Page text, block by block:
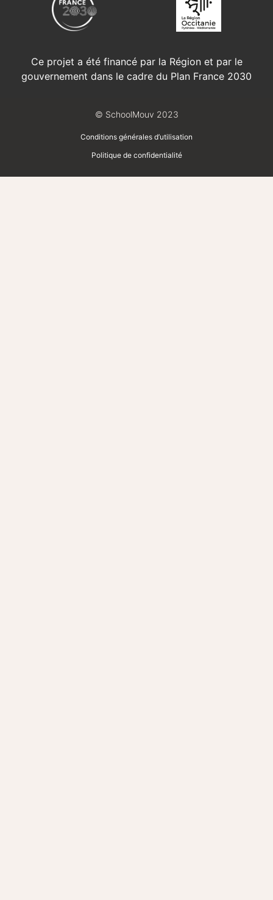
Ce projet a été financé par la Région et par le
gouvernement dans le cadre du Plan France 2030
© SchoolMouv 2023
Conditions générales d’utilisation
Politique de confidentialité